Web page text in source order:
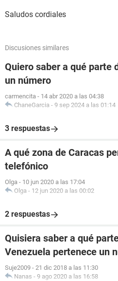
Saludos cordiales
Discusiones similares
Quiero saber a qué parte
un número
carmencita - 14 abr 2020 a las 04:38
ChaneGarcia - 9 sep 2024 a las 01:14
3 respuestas
A qué zona de Caracas
telefónico
Olga - 10 jun 2020 a las 17:04
Olga - 12 jun 2020 a las 00:02
2 respuestas
Quisiera saber a qué
Venezuela pertenece un
Suje2009 - 21 dic 2018 a las 11:30
Nanas - 9 ago 2020 a las 16:58